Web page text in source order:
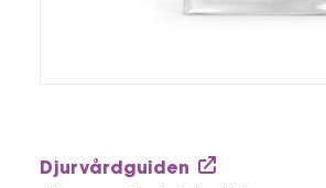
Djurvårdguiden